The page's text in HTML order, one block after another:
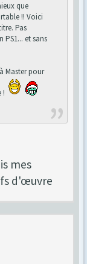
que
!! Voici
Pas
PS1... et sans
Master pour
!
mes
d'œuvre